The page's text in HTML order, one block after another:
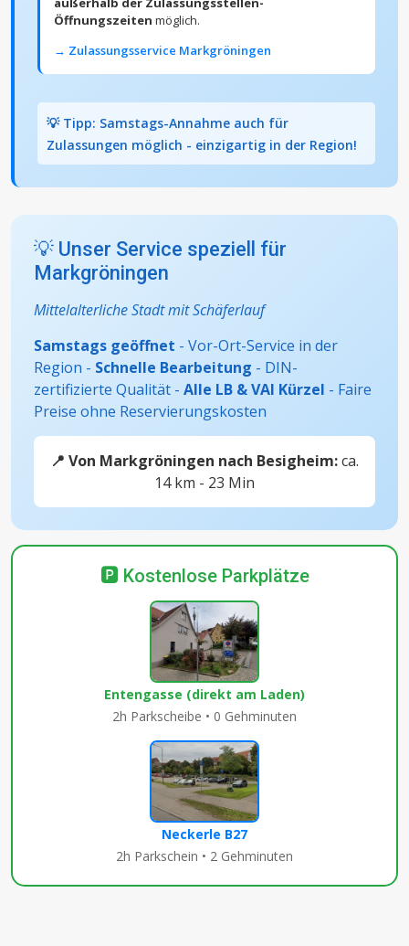
Öffnungszeiten möglich.
→ Zulassungsservice Markgröningen
💡 Tipp: Samstags-Annahme auch für
Zulassungen möglich - einzigartig in der Region!
💡 Unser Service speziell für
Markgröningen
Mittelalterliche Stadt mit Schäferlauf
Samstags geöffnet - Vor-Ort-Service in der
Region - Schnelle Bearbeitung - DIN-
zertifizierte Qualität - Alle LB & VAI Kürzel - Faire
Preise ohne Reservierungskosten
📍 Von Markgröningen nach Besigheim:ca.
14 km - 23 Min
🅿️ Kostenlose Parkplätze
Entengasse (direkt am Laden)
2h Parkscheibe • 0 Gehminuten
Neckerle B27
2h Parkschein • 2 Gehminuten